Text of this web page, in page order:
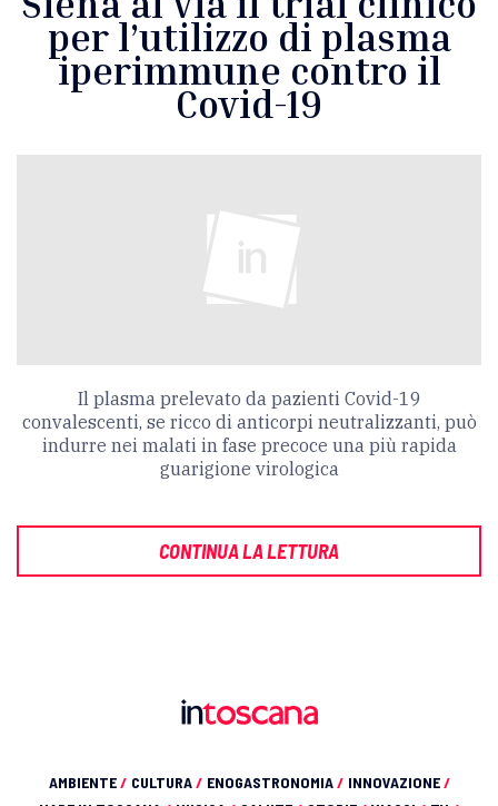
per l’utilizzo di plasma
iperimmune contro il
Covid-19
Il plasma prelevato da pazienti Covid-19
convalescenti, se ricco di anticorpi neutralizzanti, può
indurre nei malati in fase precoce una più rapida
guarigione virologica
CONTINUA LA LETTURA
AMBIENTE/ CULTURA/ ENOGASTRONOMIA/ INNOVAZIONE/